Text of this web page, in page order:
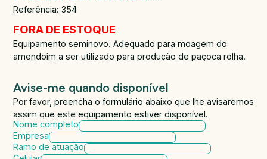
Referência: 354
FORA DE ESTOQUE
Equipamento seminovo. Adequado para moagem do
amendoim a ser utilizado para produção de paçoca rolha.
Avise-me quando disponível
Por favor, preencha o formulário abaixo que lhe avisaremos
assim que este equipamento estiver disponível.
Nome completo
Empresa
Ramo de atuação